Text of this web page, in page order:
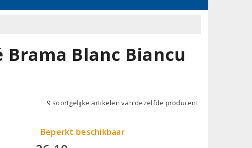
Blanc Biancu
9 soortgelijke artikelen van dezelfde producent
Beperkt beschikbaar